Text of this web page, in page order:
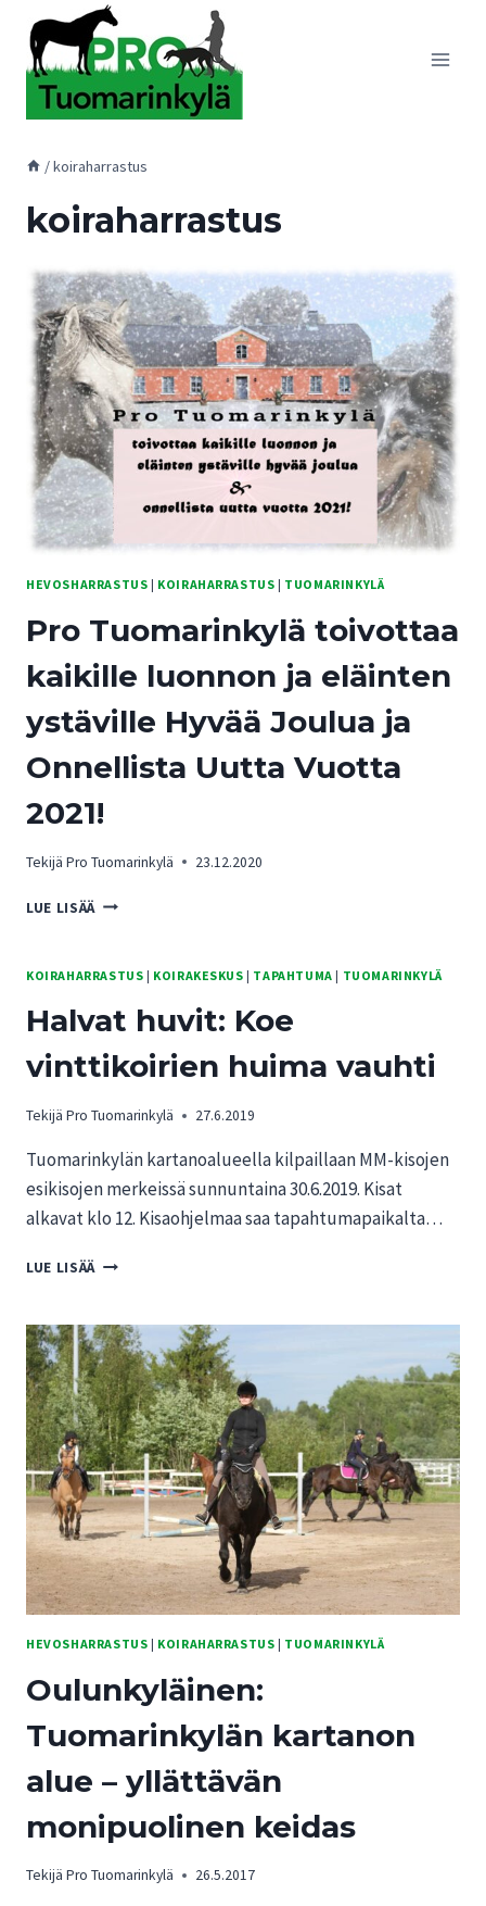
sisältöön
/koiraharrastus
koiraharrastus
HEVOSHARRASTUS | KOIRAHARRASTUS | TUOMARINKYLÄ
Pro Tuomarinkylä toivottaa
kaikille luonnon ja eläinten
ystäville Hyvää Joulua ja
Onnellista Uutta Vuotta
2021!
Tekijä Pro Tuomarinkylä 23.12.2020
LUE LISÄÄ PRO
KAIKILLE
JA
YSTÄVILLE
JOULUA
ONNELLISTA
UUTTA
VUOTTA
2021!
KOIRAHARRASTUS | KOIRAKESKUS | TAPAHTUMA | TUOMARINKYLÄ
Halvat huvit: Koe
vinttikoirien huima vauhti
Tekijä Pro Tuomarinkylä 27.6.2019
Tuomarinkylän kartanoalueella kilpaillaan MM-kisojen
esikisojen merkeissä sunnuntaina 30.6.2019. Kisat
alkavat klo 12. Kisaohjelmaa saa tapahtumapaikalta…
LUE LISÄÄ HALVAT
VINTTIKOIRIEN
HUIMA
VAUHTI
HEVOSHARRASTUS | KOIRAHARRASTUS | TUOMARINKYLÄ
Oulunkyläinen:
Tuomarinkylän kartanon
alue – yllättävän
monipuolinen keidas
Tekijä Pro Tuomarinkylä 26.5.2017